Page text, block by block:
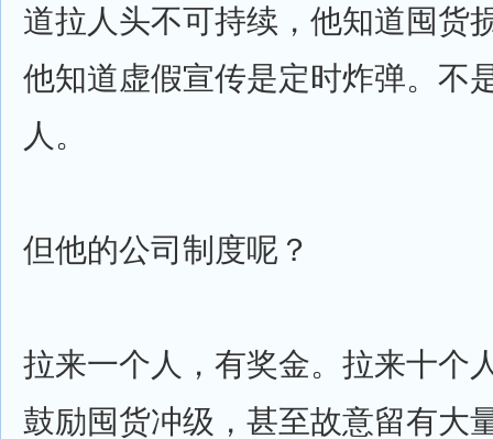
道拉人头不可持续，他知道囤货
他知道虚假宣传是定时炸弹。不
人。
但他的公司制度呢？
拉来一个人，有奖金。拉来十个
鼓励囤货冲级，甚至故意留有大